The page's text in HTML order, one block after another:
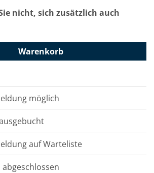
nicht, sich zusätzlich auch
Warenkorb
möglich
auf Warteliste
abgeschlossen